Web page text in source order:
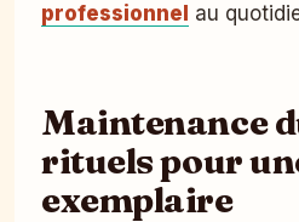
professionnel au
Maintenance
rituels pour
exemplaire